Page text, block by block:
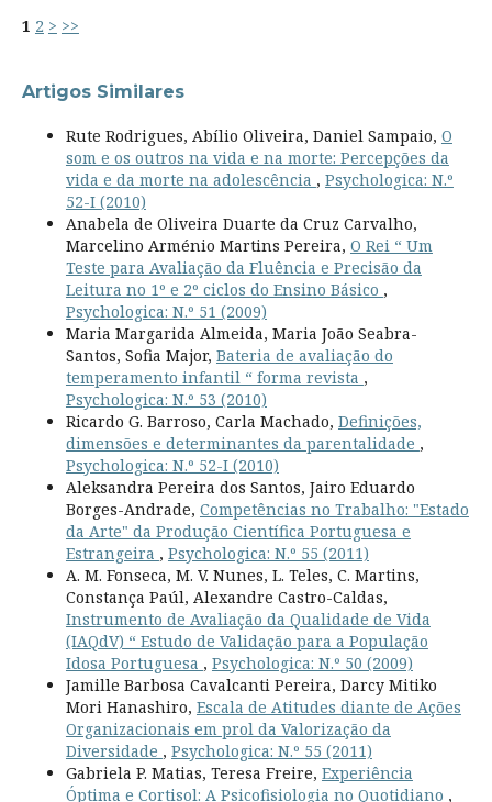
1 2 > >>
Artigos Similares
Rute Rodrigues, Abílio Oliveira, Daniel Sampaio, O
som e os outros na vida e na morte: Percepções da
vida e da morte na adolescência , Psychologica: N.º
52-I (2010)
Anabela de Oliveira Duarte da Cruz Carvalho,
Marcelino Arménio Martins Pereira, O Rei “ Um
Teste para Avaliação da Fluência e Precisão da
Leitura no 1º e 2º ciclos do Ensino Básico ,
Psychologica: N.º 51 (2009)
Maria Margarida Almeida, Maria João Seabra-
Santos, Sofia Major, Bateria de avaliação do
temperamento infantil “ forma revista ,
Psychologica: N.º 53 (2010)
Ricardo G. Barroso, Carla Machado, Definições,
dimensões e determinantes da parentalidade ,
Psychologica: N.º 52-I (2010)
Aleksandra Pereira dos Santos, Jairo Eduardo
Borges-Andrade, Competências no Trabalho: "Estado
da Arte" da Produção Científica Portuguesa e
Estrangeira , Psychologica: N.º 55 (2011)
A. M. Fonseca, M. V. Nunes, L. Teles, C. Martins,
Constança Paúl, Alexandre Castro-Caldas,
Instrumento de Avaliação da Qualidade de Vida
(IAQdV) “ Estudo de Validação para a População
Idosa Portuguesa , Psychologica: N.º 50 (2009)
Jamille Barbosa Cavalcanti Pereira, Darcy Mitiko
Mori Hanashiro, Escala de Atitudes diante de Ações
Organizacionais em prol da Valorização da
Diversidade , Psychologica: N.º 55 (2011)
Gabriela P. Matias, Teresa Freire, Experiência
Óptima e Cortisol: A Psicofisiologia no Quotidiano ,